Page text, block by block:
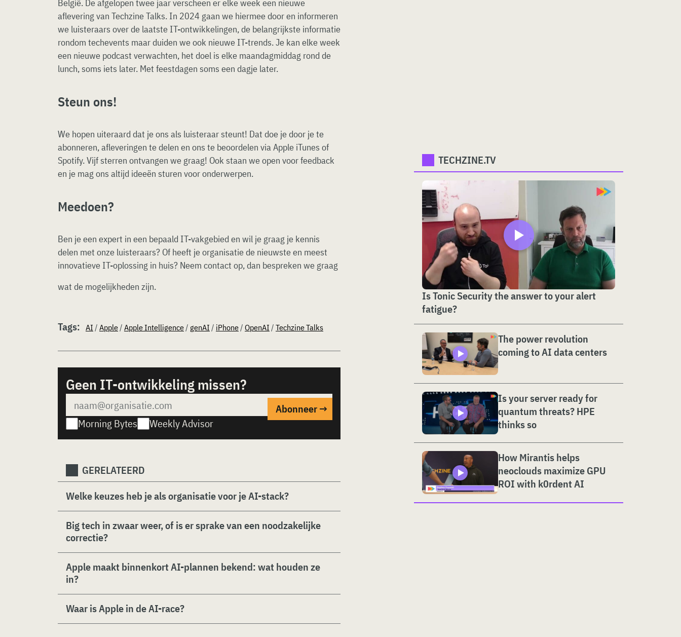
België. De afgelopen twee jaar verscheen er elke week een nieuwe
aflevering van Techzine Talks. In 2024 gaan we hiermee door en informeren
we luisteraars over de laatste IT-ontwikkelingen, de belangrijkste informatie
rondom techevents maar duiden we ook nieuwe IT-trends. Je kan elke week
een nieuwe podcast verwachten, het doel is elke maandagmiddag rond de
lunch, soms iets later. Met feestdagen soms een dagje later.
Steun ons!
We hopen uiteraard dat je ons als luisteraar steunt! Dat doe je door je te
abonneren, afleveringen te delen en ons te beoordelen via Apple iTunes of
Spotify. Vijf sterren ontvangen we graag! Ook staan we open voor feedback
en je mag ons altijd ideeën sturen voor onderwerpen.
Meedoen?
Ben je een expert in een bepaald IT-vakgebied en wil je graag je kennis
delen met onze luisteraars? Of heeft je organisatie de nieuwste en meest
innovatieve IT-oplossing in huis? Neem contact op, dan bespreken we graag
wat de mogelijkheden zijn.
Tags: AI / Apple/ Apple Intelligence/ genAI / iPhone/ OpenAI / Techzine Talks
Geen IT-ontwikkeling missen?
Morning Bytes Weekly Advisor
GERELATEERD
Welke keuzes heb je als organisatie voor je AI-stack?
Big tech in zwaar weer, of is er sprake van een noodzakelijke
correctie?
Apple maakt binnenkort AI-plannen bekend: wat houden ze
in?
Waar is Apple in de AI-race?
TECHZINE.TV
Is Tonic Security the answer to your alert
fatigue?
The power revolution
coming to AI data centers
Is your server ready for
quantum threats? HPE
thinks so
How Mirantis helps
neoclouds maximize GPU
ROI with k0rdent AI